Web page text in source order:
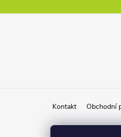
Kontakt Obchodní